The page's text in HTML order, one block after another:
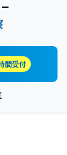
間受付